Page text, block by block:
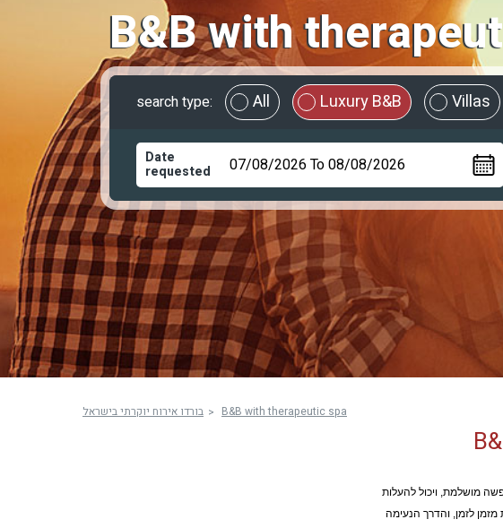
B&B with
search type: All Luxury B&B Villas
Date
requested
בורדו אירוח יוקרתי בישראל B&B with therapeutic spa
מושלמת, ויכול להעלות
לזמן, והדרך הנעימה